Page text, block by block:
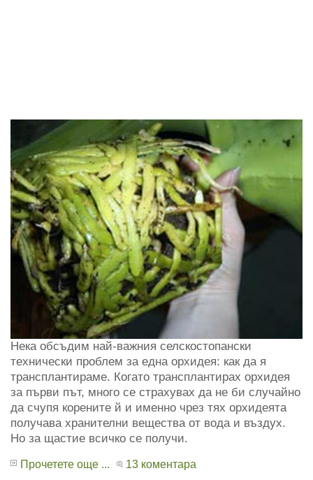
Нека обсъдим най-важния селскостопански
технически проблем за една орхидея: как да я
трансплантираме. Когато трансплантирах орхидея
за първи път, много се страхувах да не би случайно
да счупя корените й и именно чрез тях орхидеята
получава хранителни вещества от вода и въздух.
Но за щастие всичко се получи.
Прочетете още ... 13 коментара